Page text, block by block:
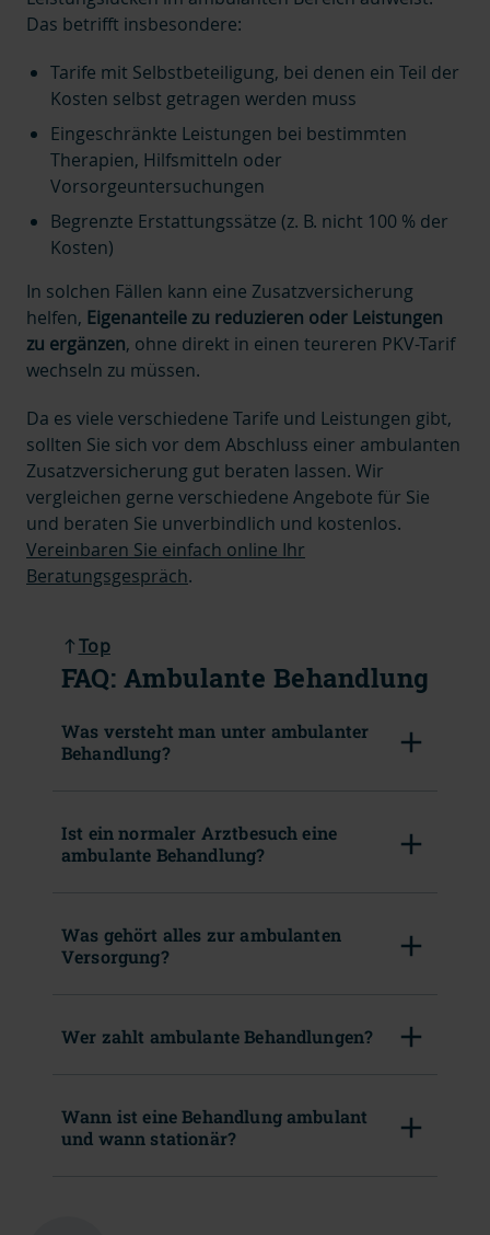
Das betrifft insbesondere:
Tarife mit Selbstbeteiligung, bei denen ein Teil der
Kosten selbst getragen werden muss
Eingeschränkte Leistungen bei bestimmten
Therapien, Hilfsmitteln oder
Vorsorgeuntersuchungen
Begrenzte Erstattungssätze (z. B. nicht 100 % der
Kosten)
In solchen Fällen kann eine Zusatzversicherung
helfen, Eigenanteile zu reduzieren oder Leistungen
zu ergänzen, ohne direkt in einen teureren PKV-Tarif
wechseln zu müssen.
Da es viele verschiedene Tarife und Leistungen gibt,
sollten Sie sich vor dem Abschluss einer ambulanten
Zusatzversicherung gut beraten lassen. Wir
vergleichen gerne verschiedene Angebote für Sie
und beraten Sie unverbindlich und kostenlos.
Vereinbaren Sie einfach online Ihr
Beratungsgespräch.
Top
FAQ: Ambulante Behandlung
Was versteht man unter ambulanter
Behandlung?
Ist ein normaler Arztbesuch eine
ambulante Behandlung?
Was gehört alles zur ambulanten
Versorgung?
Wer zahlt ambulante Behandlungen?
Wann ist eine Behandlung ambulant
und wann stationär?